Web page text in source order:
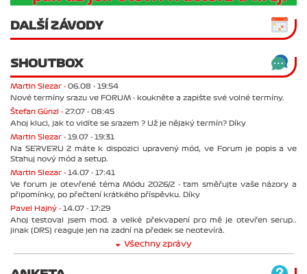
DALŠÍ ZÁVODY
SHOUTBOX
Martin Slezar - 06.08 - 19:54
Nové termíny srazu ve FORUM - koukněte a zapište své volné termíny.
Štefan Günzl - 27.07 - 08:45
Ahoj kluci, jak to vidíte se srazem ? Už je nějaký termín? Díky
Martin Slezar - 19.07 - 19:31
Na SERVERU 2 máte k dispozici upravený mód, ve Forum je popis a ve
Stahuj nový mód a setup.
Martin Slezar - 14.07 - 17:41
Ve forum je otevřené téma Módu 2026/2 - tam směřujte vaše názory a
připomínky, po přečtení krátkého příspěvku. Díky
Pavel Hajný - 14.07 - 17:29
Ahoj testoval jsem mod. a velké překvapení pro mě je otevřen serup..
jinak (DRS) reaguje jen na zadní na předek se neotevírá.
Všechny zprávy